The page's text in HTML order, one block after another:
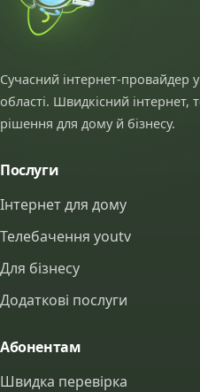
Сучасний інтернет-провайдер у
області. Швидкісний інтернет,
рішення для дому й бізнесу.
Послуги
Інтернет для дому
Телебачення youtv
Для бізнесу
Додаткові послуги
Абонентам
Швидка перевірка